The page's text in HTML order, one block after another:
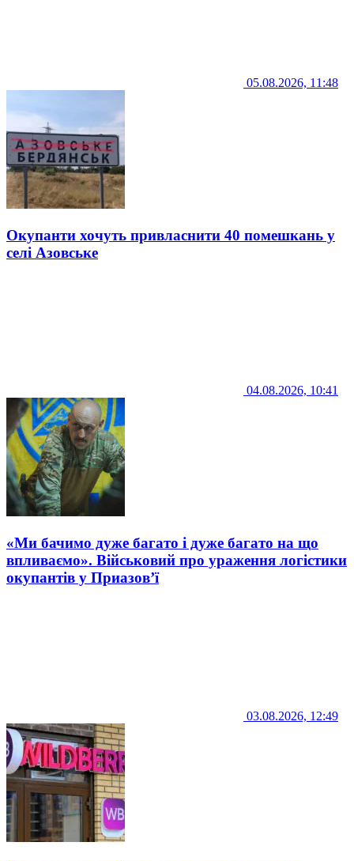
05.08.2026, 11:48
Окупанти хочуть привласнити 40 помешкань у
селі Азовське
04.08.2026, 10:41
«Ми бачимо дуже багато і дуже багато на що
впливаємо». Військовий про ураження логістики
окупантів у Приазов’ї
03.08.2026, 12:49